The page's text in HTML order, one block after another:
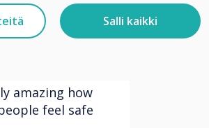
communicate
be open to
organisation to
amazing how
feel safe
Salli kaikki